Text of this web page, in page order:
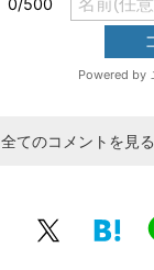
全てのコメントを見る